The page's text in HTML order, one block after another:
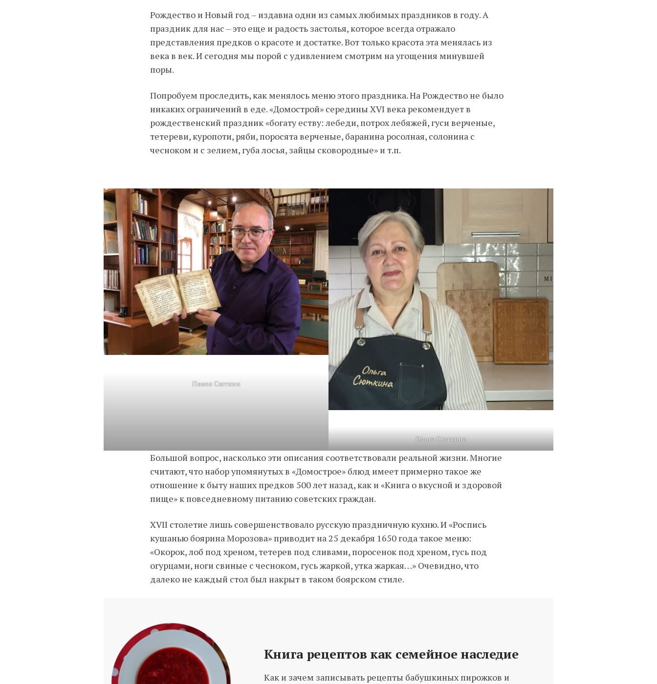
Рождество и Новый год – издавна одни из самых любимых праздников в году. А
праздник для нас – это еще и радость застолья, которое всегда отражало
представления предков о красоте и достатке. Вот только красота эта менялась из
века в век. И сегодня мы порой с удивлением смотрим на угощения минувшей
поры.
Попробуем проследить, как менялось меню этого праздника. На Рождество не было
никаких ограничений в еде. «Домострой» середины XVI века рекомендует в
рождественский праздник «богату еству: лебеди, потрох лебяжей, гуси верченые,
тетереви, куропоти, ряби, поросята верченые, баранина росолная, солонина с
чесноком и с зелием, губа лосья, зайцы сковородные» и т.п.
Павел Сюткин
Ольга Сюткина
Большой вопрос, насколько эти описания соответствовали реальной жизни. Многие
считают, что набор упомянутых в «Домострое» блюд имеет примерно такое же
отношение к быту наших предков 500 лет назад, как и «Книга о вкусной и здоровой
пище» к повседневному питанию советских граждан.
XVII столетие лишь совершенствовало русскую праздничную кухню. И «Роспись
кушанью боярина Морозова» приводит на 25 декабря 1650 года такое меню:
«Окорок, лоб под хреном, тетерев под сливами, поросенок под хреном, гусь под
огурцами, ноги свиные с чесноком, гусь жаркой, утка жаркая…» Очевидно, что
далеко не каждый стол был накрыт в таком боярском стиле.
Книга рецептов как семейное наследие
Как и зачем записывать рецепты бабушкиных пирожков и